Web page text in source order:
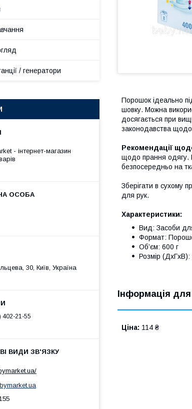
Порошок ідеально
шовку. Можна
досягається при
законодавства щодо
Рекомендації
щодо прання одягу.
безпосередньо на
Зберігати в сухому
для рук.
Характеристики:
Вид: Засоби
Формат:
Об’єм: 600 г
Розмір
Інформація
Ціна: 114 ₴
/ генератори
- інтернет-магазин
30, Київ, Україна
402-21-55